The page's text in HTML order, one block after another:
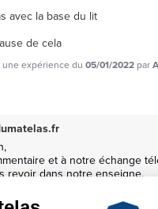
avec la base du lit
de cela
une expérience du 05/01/2022 par
et à notre échange
revoir dans notre enseigne.